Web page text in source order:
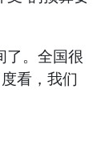
了。全国很
看，我们